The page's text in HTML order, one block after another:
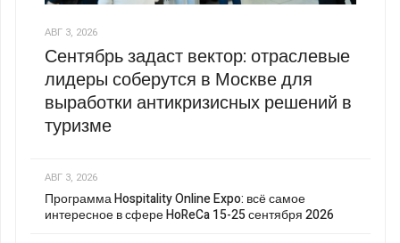
АВГ 3, 2026
Сентябрь задаст вектор: отраслевые
лидеры соберутся в Москве для
выработки антикризисных решений в
туризме
АВГ 3, 2026
Программа Hospitality Online Expo: всё самое
интересное в сфере HoReCa 15-25 сентября 2026